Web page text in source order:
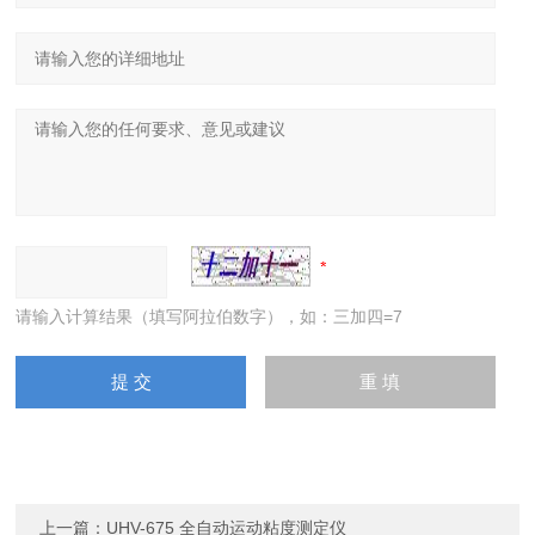
请输入计算结果（填写阿拉伯数字），如：三加四=7
上一篇： UHV-675 全自动运动粘度测定仪